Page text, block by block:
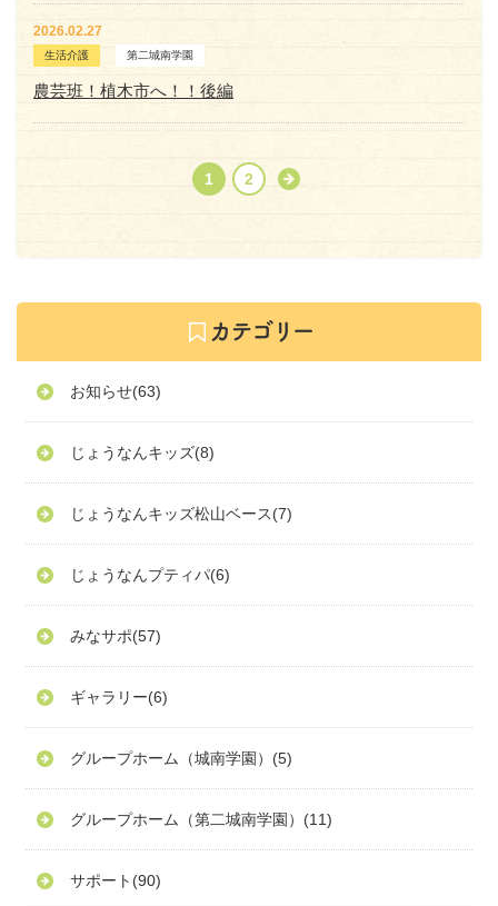
2026.02.27
生活介護 第二城南学園
農芸班！植木市へ！！後編
1 2
お知らせ(63)
じょうなんキッズ(8)
じょうなんキッズ松山ベース(7)
じょうなんプティパ(6)
みなサポ(57)
ギャラリー(6)
グループホーム（城南学園） (5)
グループホーム（第二城南学園） (11)
サポート (90)